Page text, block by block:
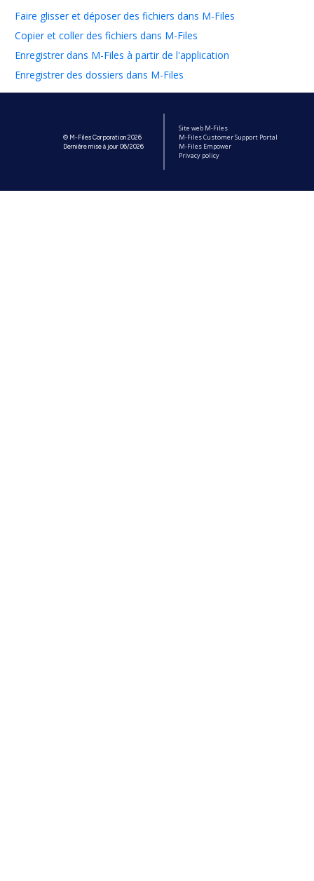
Faire glisser et déposer des fichiers dans M-Files
Copier et coller des fichiers dans M-Files
Enregistrer dans M-Files à partir de l'application
Enregistrer des dossiers dans M-Files
© M-Files Corporation 2026
Dernière mise à jour 06/2026
Site web M-Files
M-Files Customer Support Portal
M-Files Empower
Privacy policy